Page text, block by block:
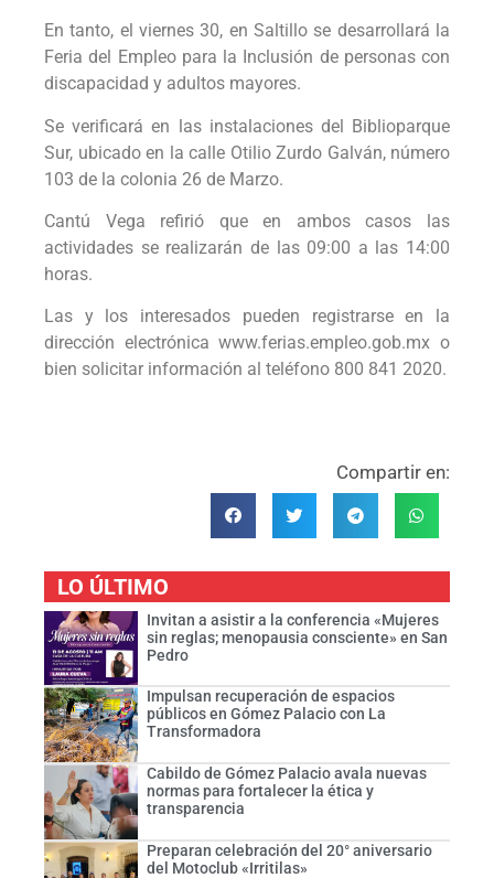
En tanto, el viernes 30, en Saltillo se desarrollará la
Feria del Empleo para la Inclusión de personas con
discapacidad y adultos mayores.
Se verificará en las instalaciones del Biblioparque
Sur, ubicado en la calle Otilio Zurdo Galván, número
103 de la colonia 26 de Marzo.
Cantú Vega refirió que en ambos casos las
actividades se realizarán de las 09:00 a las 14:00
horas.
Las y los interesados pueden registrarse en la
dirección electrónica www.ferias.empleo.gob.mx o
bien solicitar información al teléfono 800 841 2020.
Compartir en:
LO ÚLTIMO
Invitan a asistir a la conferencia «Mujeres
sin reglas; menopausia consciente» en San
Pedro
Impulsan recuperación de espacios
públicos en Gómez Palacio con La
Transformadora
Cabildo de Gómez Palacio avala nuevas
normas para fortalecer la ética y
transparencia
Preparan celebración del 20° aniversario
del Motoclub «Irritilas»